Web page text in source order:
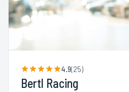
4.9(25)
Bertl Racing